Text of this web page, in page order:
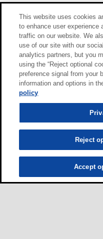
This website uses cookies
to enhance user experience
traffic on our website. We
use of our site with our
analytics partners, but you
using the “Reject optional
preference signal from your
information and options in
policy
Reject
Accept